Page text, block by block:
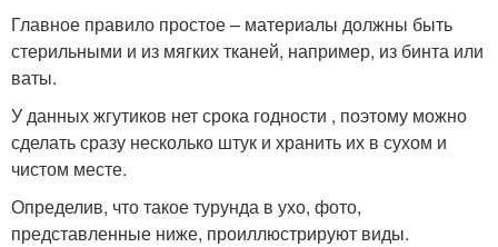
Главное правило простое – материалы должны быть
стерильными и из мягких тканей, например, из бинта или
ваты.
У данных жгутиков нет срока годности , поэтому можно
сделать сразу несколько штук и хранить их в сухом и
чистом месте.
Определив, что такое турунда в ухо, фото,
представленные ниже, проиллюстрируют виды.